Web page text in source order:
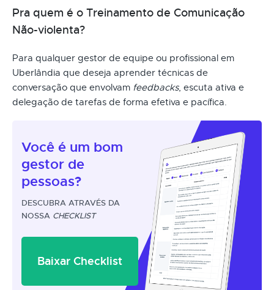
Pra quem é o Treinamento de Comunicação
Não-violenta?
Para qualquer gestor de equipe ou profissional em
Uberlândia que deseja aprender técnicas de
conversação que envolvam feedbacks, escuta ativa e
delegação de tarefas de forma efetiva e pacífica.
Você é um bom
gestor de
pessoas?
DESCUBRA ATRAVÉS DA
NOSSA CHECKLIST
Baixar Checklist